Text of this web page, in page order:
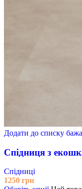
Додати до списку
Спідниця з
Спідниці
1250 грн